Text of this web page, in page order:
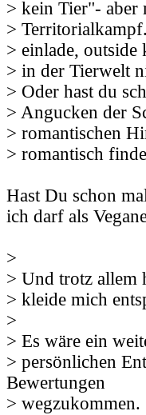
> kein Tier"- aber
>
> einlade,
> in der Tierwelt
> Oder hast du
> Angucken der
> romantischen
> romantisch
Hast Du schon
ich darf als
>
> Und trotz allem
> kleide mich
>
> Es wäre ein
> persönlichen
Bewertungen
> wegzukommen.